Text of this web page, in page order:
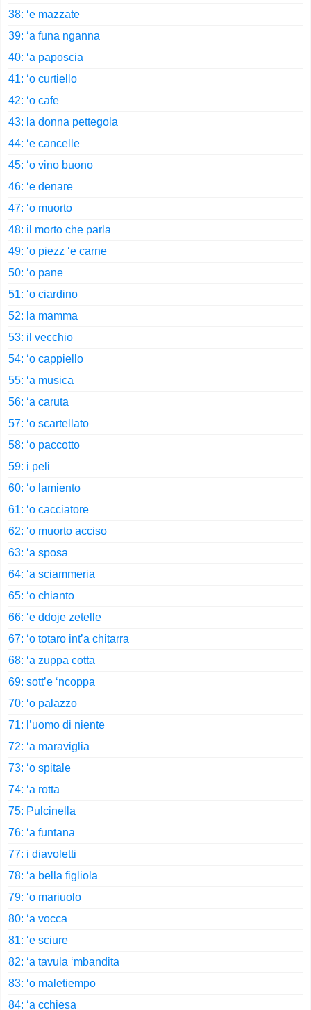
38: ‘e mazzate
39: ‘a funa nganna
40: ‘a paposcia
41: ‘o curtiello
42: ‘o cafe
43: la donna pettegola
44: ‘e cancelle
45: ‘o vino buono
46: ‘e denare
47: ‘o muorto
48: il morto che parla
49: ‘o piezz ‘e carne
50: ‘o pane
51: ‘o ciardino
52: la mamma
53: il vecchio
54: ‘o cappiello
55: ‘a musica
56: ‘a caruta
57: ‘o scartellato
58: ‘o paccotto
59: i peli
60: ‘o lamiento
61: ‘o cacciatore
62: ‘o muorto acciso
63: ‘a sposa
64: ‘a sciammeria
65: ‘o chianto
66: ‘e ddoje zetelle
67: ‘o totaro int’a chitarra
68: ‘a zuppa cotta
69: sott’e ‘ncoppa
70: ‘o palazzo
71: l’uomo di niente
72: ‘a maraviglia
73: ‘o spitale
74: ‘a rotta
75: Pulcinella
76: ‘a funtana
77: i diavoletti
78: ‘a bella figliola
79: ‘o mariuolo
80: ‘a vocca
81: ‘e sciure
82: ‘a tavula ‘mbandita
83: ‘o maletiempo
84: ‘a cchiesa